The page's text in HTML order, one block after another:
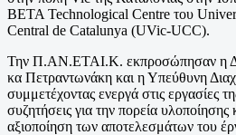
BETA Technological Centre του
Central de Catalunya (UVic-UCC).
Την Π.ΑΝ.ΕΤΑΙ.Κ. εκπροσώπησαν η
κα Πετραντωνάκη και η Υπεύθυνη
συμμετέχοντας ενεργά στις εργασίες
συζητήσεις για την πορεία υλοποίησης
αξιοποίηση των αποτελεσμάτων του